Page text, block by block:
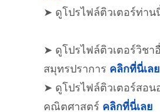
➤ ดูโปรไฟล์ติวเตอร์ท่าน
➤ ดูโปรไฟล์ติวเตอร์วิชา
สมุทรปราการ คลิกที่นี่เลย
➤ ดูโปรไฟล์ติวเตอร์สอน
คณิตศาสตร์ คลิกที่นี่เลย